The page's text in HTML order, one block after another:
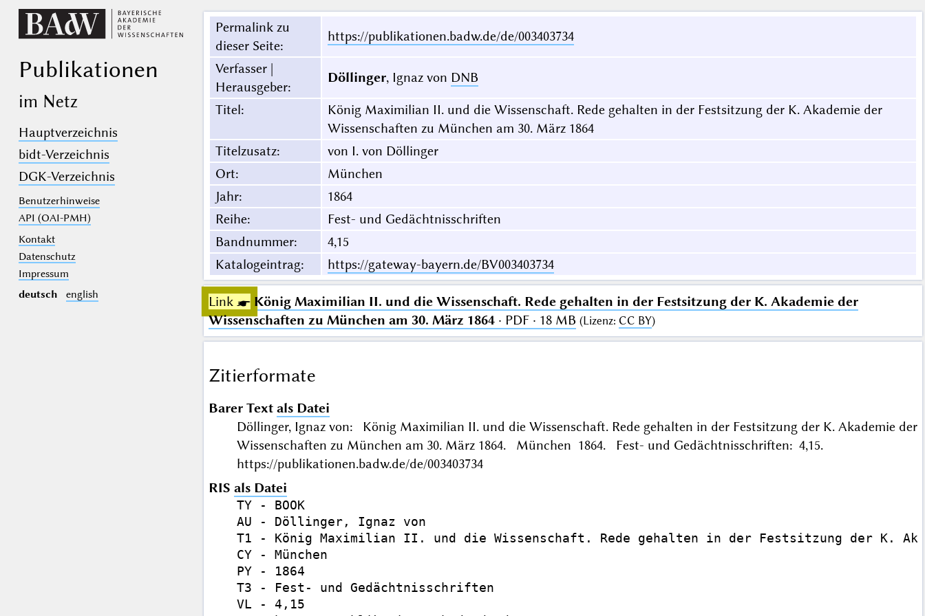
Publikationen
im Netz
Hauptverzeichnis
bidt-Verzeichnis
DGK-Verzeichnis
Benutzerhinweise
API (OAI-PMH)
Kontakt
Datenschutz
Impressum
deutsch
english
Permalink zu
dieser Seite:
https://publikationen.badw.de/de/003403734
Verfasser |
Herausgeber:
Döllinger, Ignaz von DNB
Titel:
König Maximilian II. und die Wissenschaft. Rede gehalten in der Festsitzung der K. Akademie der
Wissenschaften zu München am 30. März 1864
Titelzusatz:
von I. von Döllinger
Ort:
München
Jahr:
1864
Reihe:
Fest- und Gedächtnisschriften
Bandnummer:
4,15
Katalogeintrag: https://gateway-bayern.de/BV003403734
Link ☛ König Maximilian II. und die Wissenschaft. Rede gehalten in der Festsitzung der K. Akademie der
Wissenschaften zu München am 30. März 1864· PDF · 18 MB (Lizenz: CC BY)
Zitierformate
Barer Text als Datei
Döllinger, Ignaz von: König Maximilian II. und die Wissenschaft. Rede gehalten in der Festsitzung der K. Akademie der
Wissenschaften zu München am 30. März 1864. München 1864. Fest- und Gedächtnisschriften: 4,15.
https://publikationen.badw.de/de/003403734
RIS als Datei
TY - BOOK
AU - Döllinger, Ignaz von
T1 - König Maximilian II. und die Wissenschaft. Rede gehalten in der Festsitzung der K.
CY - München
PY - 1864
T3 - Fest- und Gedächtnisschriften
VL - 4,15